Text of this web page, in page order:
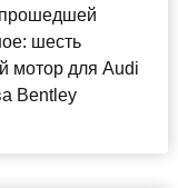
прошедшей
шесть
мотор для Audi
Bentley